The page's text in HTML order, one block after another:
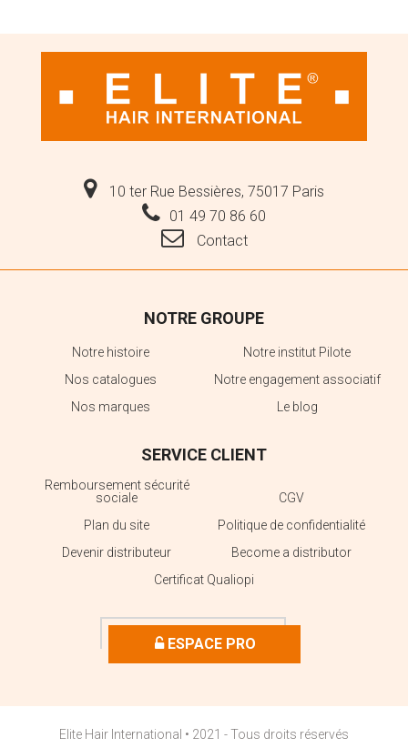
10 ter Rue Bessières, 75017 Paris
01 49 70 86 60
Contact
NOTRE GROUPE
Notre histoire
Notre institut Pilote
Nos catalogues
Notre engagement associatif
Nos marques
Le blog
SERVICE CLIENT
Remboursement sécurité
sociale
CGV
Plan du site
Politique de confidentialité
Devenir distributeur
Become a distributor
Certificat Qualiopi
ESPACE PRO
Elite Hair International • 2021 - Tous droits réservés